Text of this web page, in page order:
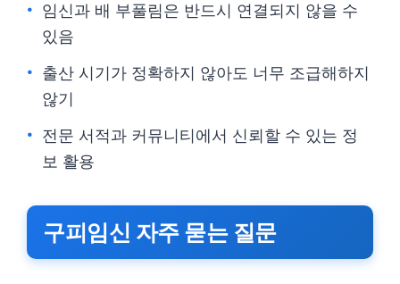
임신과 배 부풀림은 반드시 연결되지 않을 수
있음
출산 시기가 정확하지 않아도 너무 조급해하지
않기
전문 서적과 커뮤니티에서 신뢰할 수 있는 정
보 활용
구피임신 자주 묻는 질문